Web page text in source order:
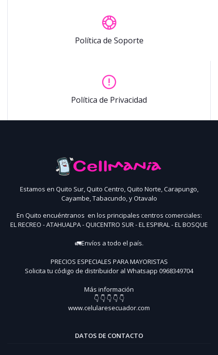
Política de Soporte
Política de Privacidad
Estamos en Quito Sur, Quito Centro, Quito Norte, Carapungo,
Cayambe, Tabacundo, y Otavalo
En Quito encuéntranos en los principales centros comerciales:
EL RECREO - ATAHUALPA - QUICENTRO SUR - EL ESPIRAL - EL BOSQUE
🚛Envíos a todo el país.
PRECIOS ESPECIALES PARA MAYORISTAS
Solicita tu código de distribuidor al Whatsapp 0968349704
Más información
👇 👇 👇 👇 👇
www.celularesecuador.com
DATOS DE CONTACTO